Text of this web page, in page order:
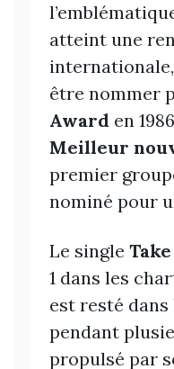
atteint une
être nommer
Award en
Meilleur
premier
nominé pour
Le single
1 dans les
est resté
pendant
propulsé par